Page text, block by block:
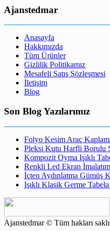
Ajanstedmar
Anasayfa
Hakkımızda
Tüm Ürünler
Gizlilik Politikamız
Mesafeli Satış Sözleşmesi
İletişim
Blog
Son Blog Yazılarımız
Folyo Kesim Araç
Pleksi Kutu Harfli Borulu
Kompozit Oyma Işıklı
Renkli Led Ekran
İçten Aydınlatma Gümüş
Işıklı Klasik Germe
Ajanstedmar © Tüm hakları